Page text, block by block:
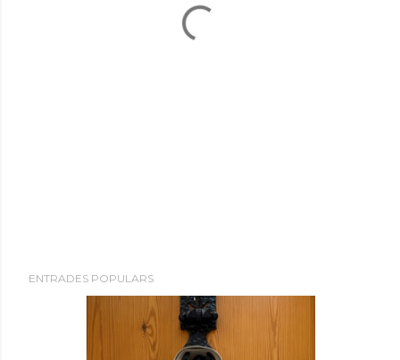
ENTRADES POPULARS